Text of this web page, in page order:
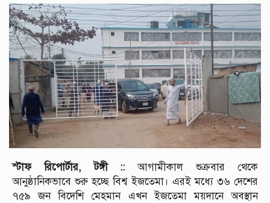
স্টাফ রিপোর্টার, টঙ্গী ::আগামীকাল শুক্রবার থেকে
আনুষ্ঠানিকভাবে শুরু হচ্ছে বিশ্ব ইজতেমা। এরই মধ্যে ৩৬ দেশের
৭৫৯ জন বিদেশি মেহমান এখন ইজতেমা ময়দানে অবস্থান